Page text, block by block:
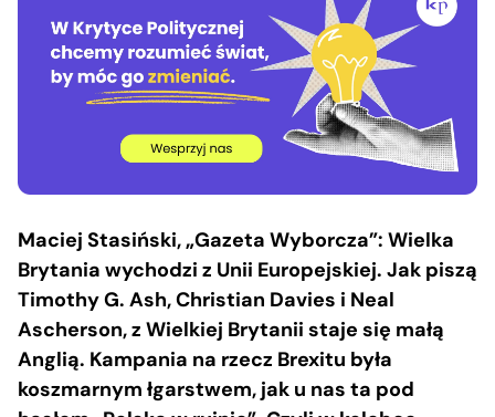
Maciej Stasiński, „Gazeta Wyborcza”: Wielka
Brytania wychodzi z Unii Europejskiej. Jak piszą
Timothy G. Ash, Christian Davies i Neal
Ascherson, z Wielkiej Brytanii staje się małą
Anglią. Kampania na rzecz Brexitu była
koszmarnym łgarstwem, jak u nas ta pod